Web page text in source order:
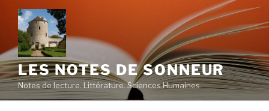
contenu
principal
LES NOTES DE SONNEUR
Notes de lecture. Littérature. Sciences Humaines.